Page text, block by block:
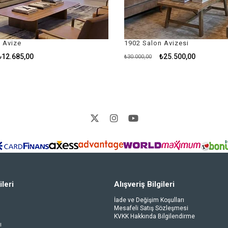
1902 Salon Avizesi
₺25.500,00
Alışveriş Bilgileri
İade ve Değişim Koşulları
Mesafeli Satış Sözleşmesi
KVKK Hakkında Bilgilendirme